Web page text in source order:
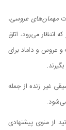
مهمان‌های عروسی،
و همانطور که انتظار می‌رود، اتاق
عروس و داماد برای
غیر زنده از جمله
از منوی پیشنهادی